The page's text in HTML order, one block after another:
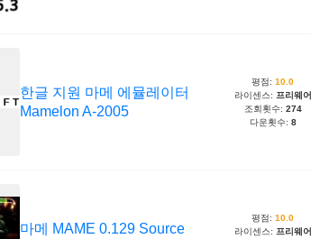
한글 지원 마메 에뮬레이터
Mamelon A-2005
평점:10.0
라이센스: 프리웨어
조회횟수: 274
다운횟수: 8
마메 MAME 0.129 Source
평점:10.0
라이센스: 프리웨어